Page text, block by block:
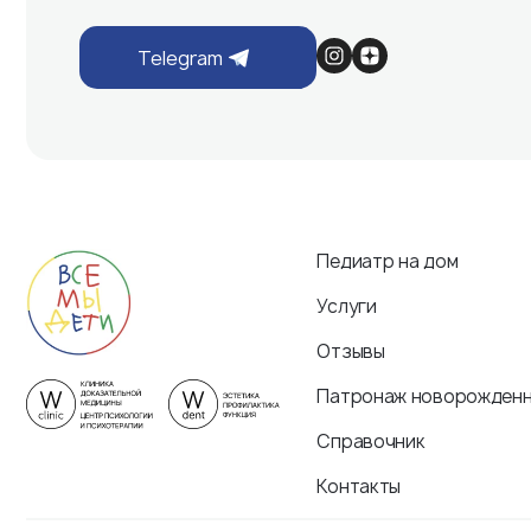
Telegram
Педиатр на дом
Услуги
Отзывы
Патронаж
Справочник
Контакты